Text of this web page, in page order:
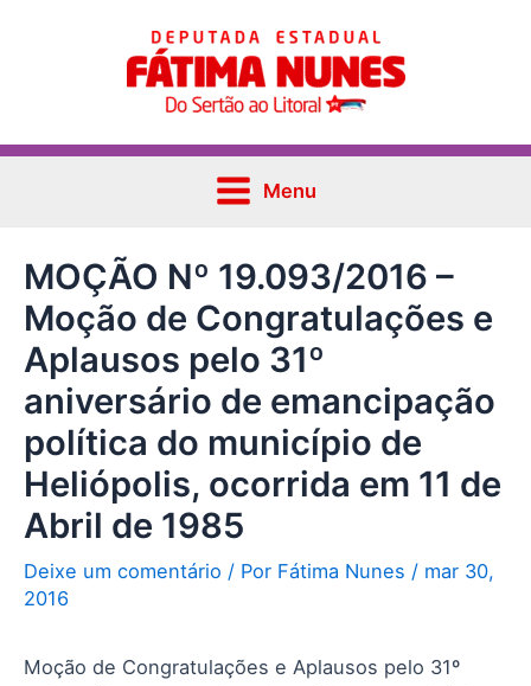
Main
Menu
Menu
MOÇÃO Nº 19.093/2016 –
Moção de Congratulações e
Aplausos pelo 31º
aniversário de emancipação
política do município de
Heliópolis, ocorrida em 11 de
Abril de 1985
Deixe um comentário / Por Fátima Nunes / mar 30,
2016
Moção de Congratulações e Aplausos pelo 31º